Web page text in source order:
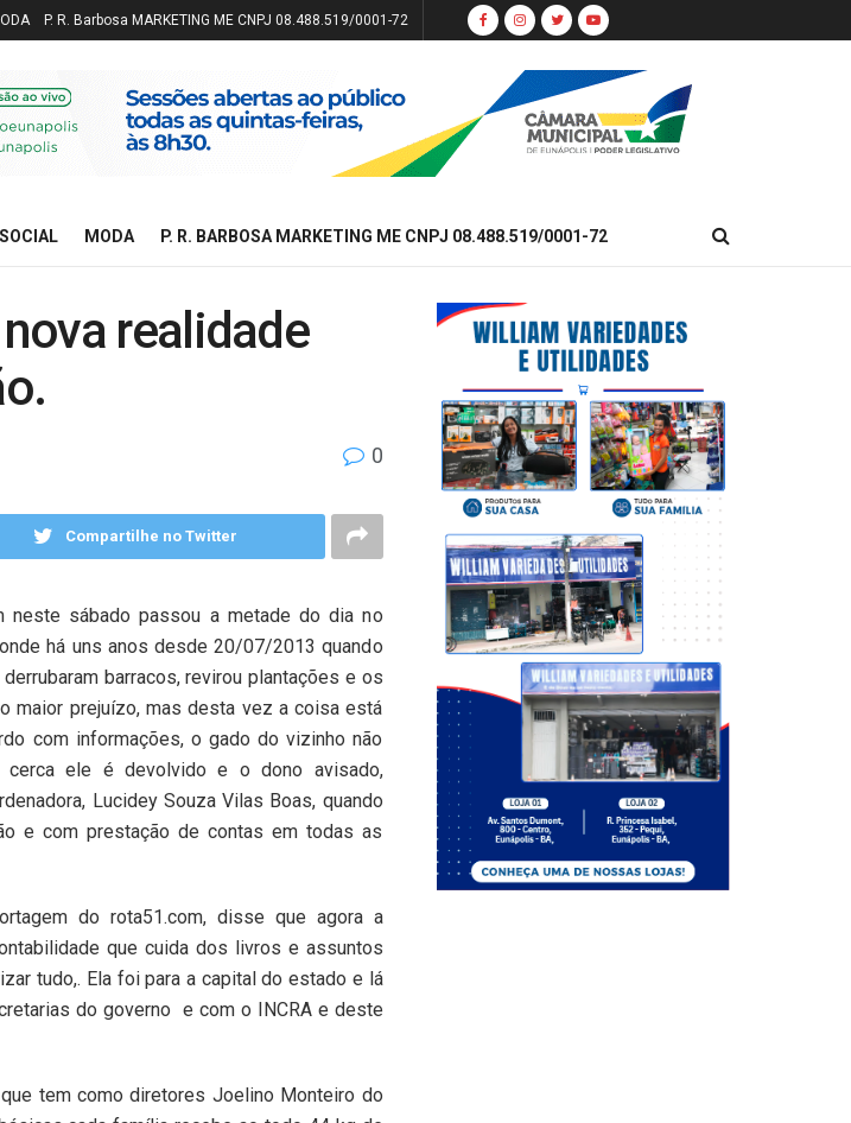
P. R. Barbosa MARKETING ME CNPJ 08.488.519/0001-72
MODA P. R. BARBOSA MARKETING ME CNPJ 08.488.519/0001-72
realidade
0
Compartilhe no Twitter
neste sábado passou a metade do dia no
há uns anos desde 20/07/2013 quando
barracos, revirou plantações e os
maior prejuízo, mas desta vez a coisa está
com informações, o gado do vizinho não
cerca ele é devolvido e o dono avisado,
Lucidey Souza Vilas Boas, quando
e com prestação de contas em todas as
do rota51.com, disse que agora a
que cuida dos livros e assuntos
tudo,. Ela foi para a capital do estado e lá
do governo e com o INCRA e deste
que tem como diretores Joelino Monteiro do